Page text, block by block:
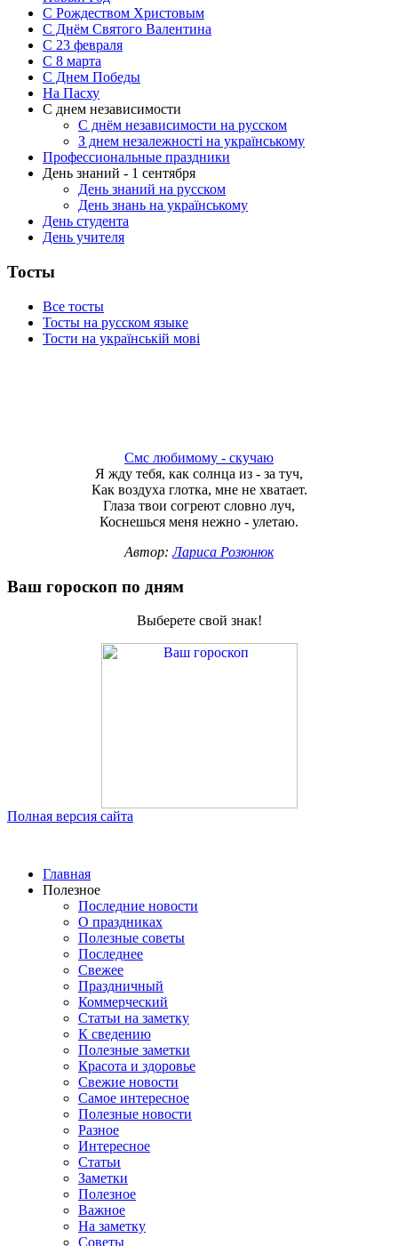
С Рождеством Христовым
С Днём Святого Валентина
С 23 февраля
C 8 марта
С Днем Победы
На Пасху
С днем независимости
С днём независимости на русском
З днем незалежності на українському
Профессиональные праздники
День знаний - 1 сентября
День знаний на русском
День знань на українському
День студента
День учителя
Тосты
Все тосты
Тосты на русском языке
Тости на українській мові
Смс любимому - скучаю
Я жду тебя, как солнца из - за туч,
Как воздуха глотка, мне не хватает.
Глаза твои согреют словно луч,
Коснешься меня нежно - улетаю.
Автор:Лариса Розюнюк
Ваш гороскоп по дням
Выберете свой знак!
Полная версия сайта
Главная
Полезное
Последние новости
О праздниках
Полезные советы
Последнее
Свежее
Праздничный
Коммерческий
Статьи на заметку
К сведению
Полезные заметки
Красота и здоровье
Свежие новости
Самое интересное
Полезные новости
Разное
Интересное
Статьи
Заметки
Полезное
Важное
На заметку
Советы